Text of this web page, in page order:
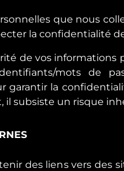
que nous
la confidentialité
de vos informations
mots de
garantir la
il subsiste un risque
des liens vers des